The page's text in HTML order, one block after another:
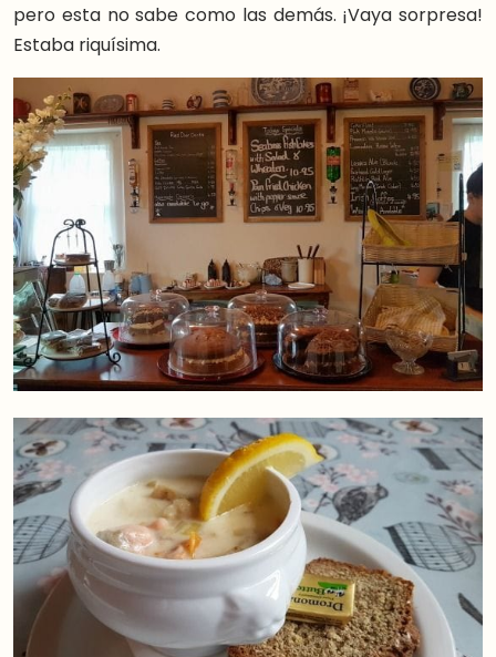
pero esta no sabe como las demás. ¡Vaya sorpresa!
Estaba riquísima.